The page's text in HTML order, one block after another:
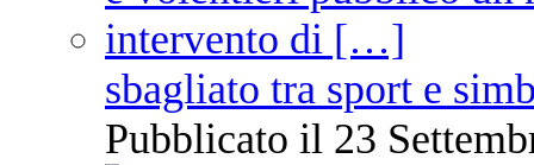
sbagliato tra sport e
Pubblicato il 23